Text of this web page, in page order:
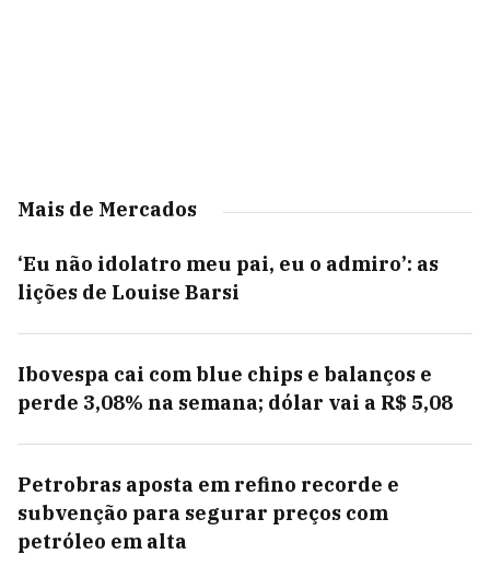
Mais de Mercados
‘Eu não idolatro meu pai, eu o admiro’: as
lições de Louise Barsi
Ibovespa cai com blue chips e balanços e
perde 3,08% na semana; dólar vai a R$ 5,08
Petrobras aposta em refino recorde e
subvenção para segurar preços com
petróleo em alta